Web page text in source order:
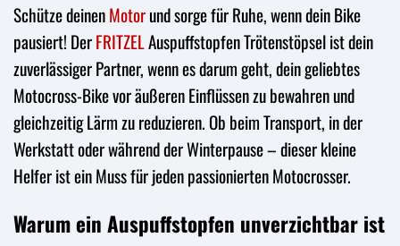
Schütze deinenMotorund sorge für Ruhe, wenn dein Bike
pausiert! DerFRITZELAuspuffstopfen Trötenstöpsel ist dein
zuverlässiger Partner, wenn es darum geht, dein geliebtes
Motocross-Bike vor äußeren Einflüssen zu bewahren und
gleichzeitig Lärm zu reduzieren. Ob beim Transport, in der
Werkstatt oder während der Winterpause – dieser kleine
Helfer ist ein Muss für jeden passionierten Motocrosser.
Warum ein Auspuffstopfen unverzichtbar ist